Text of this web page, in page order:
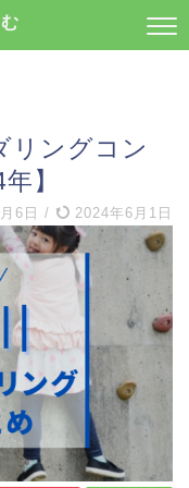
リングコン
】
6日 / 2024年6月1日